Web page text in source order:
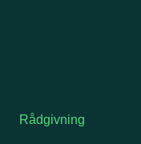
Rådgivning